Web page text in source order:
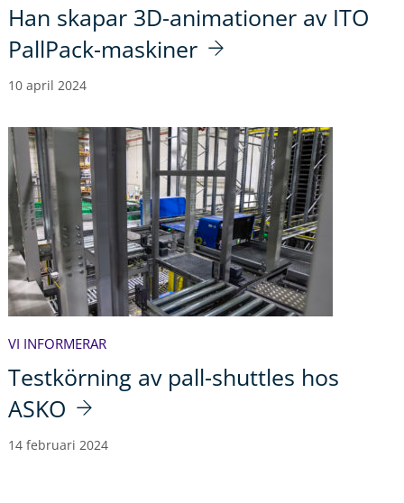
Han skapar 3D-animationer av ITO
PallPack-maskiner
10 april 2024
VI INFORMERAR
Testkörning av pall-shuttles hos
ASKO
14 februari 2024